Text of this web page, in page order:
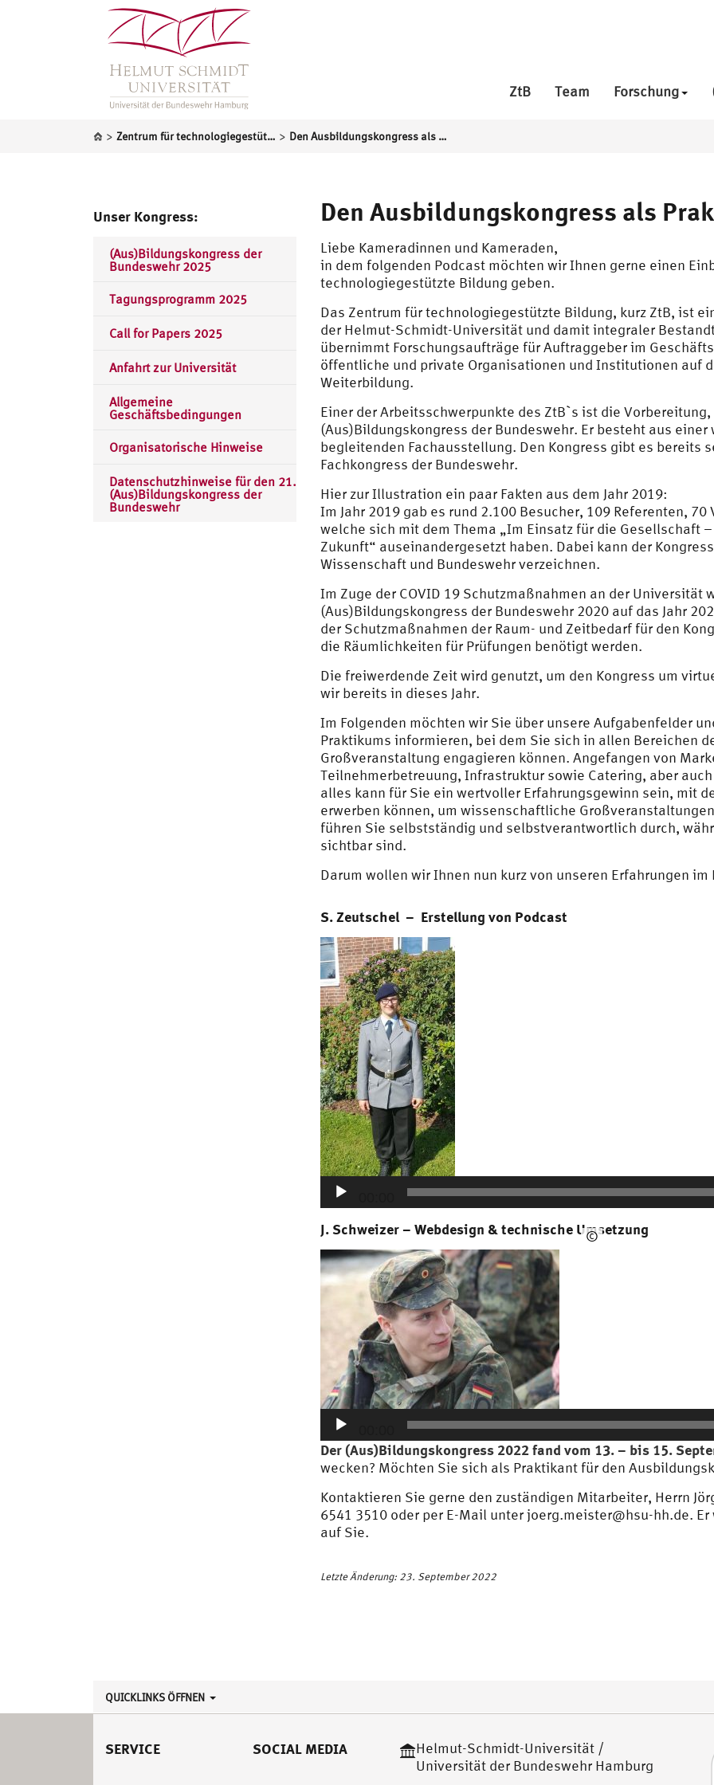
ZtB Team Forschung
> Zentrum für technologiegestützte Bildung (ZtB) > Den Ausbildungskongress als Praktikant*in unterstützen
Unser Kongress:
(Aus)Bildungskongress der
Bundeswehr 2025
Tagungsprogramm 2025
Call for Papers 2025
Anfahrt zur Universität
Allgemeine
Geschäftsbedingungen
Organisatorische Hinweise
Datenschutzhinweise für den 21.
(Aus)Bildungskongress der
Bundeswehr
Den Ausbildungskongress als
Liebe Kameradinnen und Kameraden,
in dem folgenden Podcast möchten wir Ihnen gerne einen
technologiegestützte Bildung geben.
Das Zentrum für technologiegestützte Bildung, kurz ZtB, ist
der Helmut-Schmidt-Universität und damit integraler
übernimmt Forschungsaufträge für Auftraggeber im
öffentliche und private Organisationen und Institutionen auf
Weiterbildung.
Einer der Arbeitsschwerpunkte des ZtB`s ist die
(Aus)Bildungskongress der Bundeswehr. Er besteht aus
begleitenden Fachausstellung. Den Kongress gibt es bereits
Fachkongress der Bundeswehr.
Hier zur Illustration ein paar Fakten aus dem Jahr 2019:
Im Jahr 2019 gab es rund 2.100 Besucher, 109 Referenten,
welche sich mit dem Thema „Im Einsatz für die Gesellschaft
Zukunft“ auseinandergesetzt haben. Dabei kann der
Wissenschaft und Bundeswehr verzeichnen.
Im Zuge der COVID 19 Schutzmaßnahmen an der Universität
(Aus)Bildungskongress der Bundeswehr 2020 auf das Jahr
der Schutzmaßnahmen der Raum- und Zeitbedarf für den
die Räumlichkeiten für Prüfungen benötigt werden.
Die freiwerdende Zeit wird genutzt, um den Kongress um
wir bereits in dieses Jahr.
Im Folgenden möchten wir Sie über unsere Aufgabenfelder
Praktikums informieren, bei dem Sie sich in allen Bereichen
Großveranstaltung engagieren können. Angefangen von
Teilnehmerbetreuung, Infrastruktur sowie Catering, aber
alles kann für Sie ein wertvoller Erfahrungsgewinn sein, mit
erwerben können, um wissenschaftliche
führen Sie selbstständig und selbstverantwortlich durch,
sichtbar sind.
Darum wollen wir Ihnen nun kurz von unseren Erfahrungen
S. Zeutschel – Erstellung von Podcast
J. Schweizer – Webdesign & technische Umsetzung
©
Der (Aus)Bildungskongress 2022 fand vom 13. – bis 15.
wecken? Möchten Sie sich als Praktikant für den
Kontaktieren Sie gerne den zuständigen Mitarbeiter, Herrn
6541 3510 oder per E-Mail unterjoerg.meister@hsu-hh.de.
auf Sie.
Letzte Änderung: 23. September 2022
QUICKLINKS ÖFFNEN
SERVICE SOCIAL MEDIA
Helmut-Schmidt-Universität /
Universität der Bundeswehr Hamburg